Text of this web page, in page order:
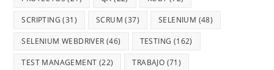
SCRIPTING (31) SCRUM (37) SELENIUM (48)
SELENIUM WEBDRIVER (46) TESTING (162)
TEST MANAGEMENT (22) TRABAJO (71)